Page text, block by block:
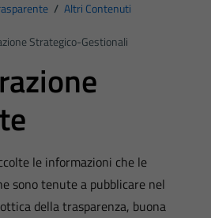
/ Altri Contenuti
Strategico-Gestionali
le informazioni che le
sono tenute a pubblicare nel
della trasparenza, buona